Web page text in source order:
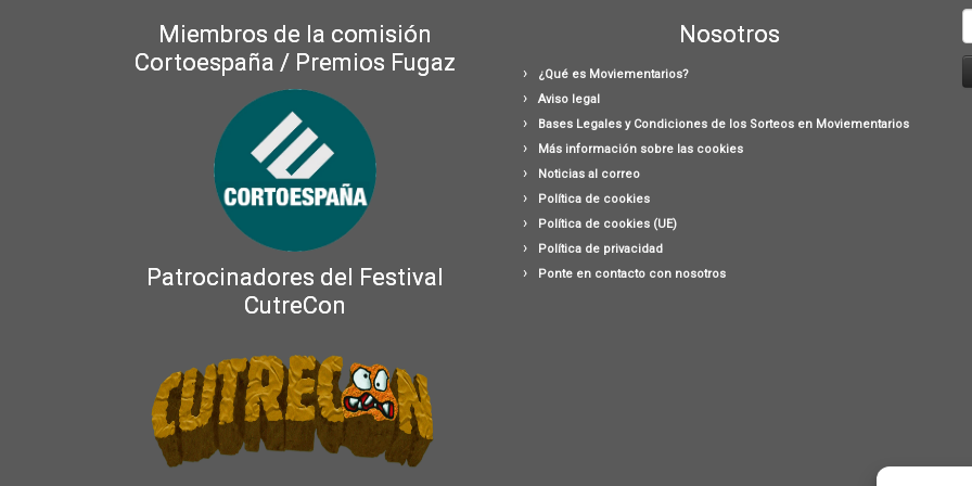
Miembros de la comisión
Cortoespaña / Premios Fugaz
Patrocinadores del Festival
CutreCon
Nosotros
¿Qué es Moviementarios?
Aviso legal
Bases Legales y Condiciones de los Sorteos en Moviementarios
Más información sobre las cookies
Noticias al correo
Política de cookies
Política de cookies (UE)
Política de privacidad
Ponte en contacto con nosotros